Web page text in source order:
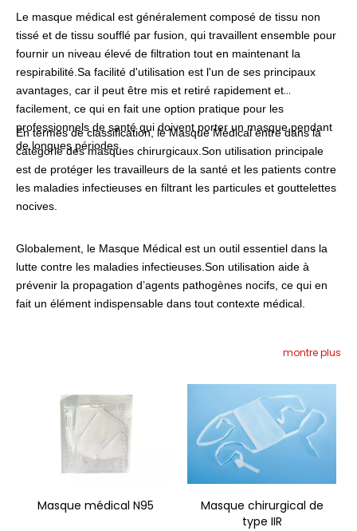
Le masque médical est généralement composé de tissu non
tissé et de tissu soufflé par fusion, qui travaillent ensemble pour
fournir un niveau élevé de filtration tout en maintenant la
respirabilité.Sa facilité d'utilisation est l'un de ses principaux
avantages, car il peut être mis et retiré rapidement et
facilement, ce qui en fait une option pratique pour les
professionnels de santé qui doivent porter un masque pendant
de longues périodes.
En termes de classification, le Masque Médical entre dans la
catégorie des masques chirurgicaux.Son utilisation principale
est de protéger les travailleurs de la santé et les patients contre
les maladies infectieuses en filtrant les particules et gouttelettes
nocives.
Globalement, le Masque Médical est un outil essentiel dans la
lutte contre les maladies infectieuses.Son utilisation aide à
prévenir la propagation d’agents pathogènes nocifs, ce qui en
fait un élément indispensable dans tout contexte médical.
montre plus
Masque médical N95
Masque chirurgical de
type IIR